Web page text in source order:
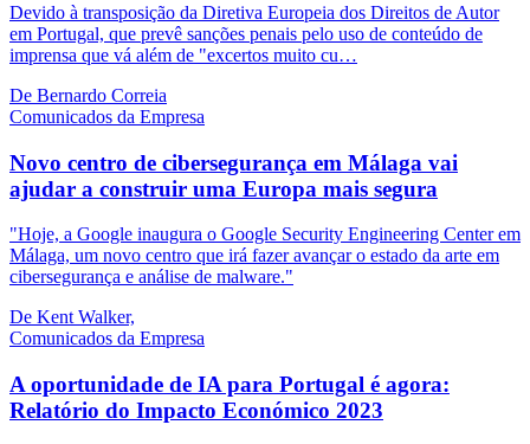
Devido à transposição da Diretiva Europeia dos Direitos de Autor
em Portugal, que prevê sanções penais pelo uso de conteúdo de
imprensa que vá além de "excertos muito cu…
De Bernardo Correia
Comunicados da Empresa
Novo centro de cibersegurança em Málaga vai
ajudar a construir uma Europa mais segura
"Hoje, a Google inaugura o Google Security Engineering Center em
Málaga, um novo centro que irá fazer avançar o estado da arte em
cibersegurança e análise de malware."
De Kent Walker,
Comunicados da Empresa
A oportunidade de IA para Portugal é agora:
Relatório do Impacto Económico 2023